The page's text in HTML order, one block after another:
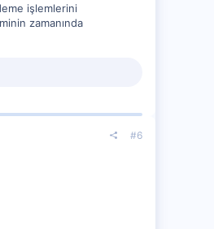
işlemlerini
zamanında
#6